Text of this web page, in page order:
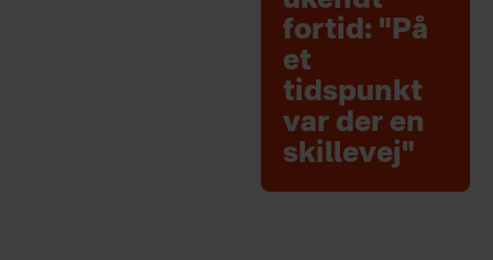
fortid: "På
et
tidspunkt
var der en
skillevej"